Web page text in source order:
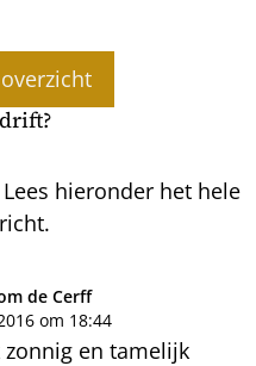
hieronder het hele
de Cerff
om 18:44
en tamelijk